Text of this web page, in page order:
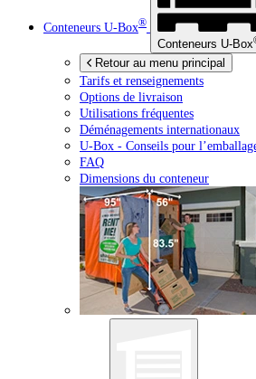
Conteneurs U-Box®
Conteneurs U-Box
Retour au menu principal
Tarifs et renseignements
Options de livraison
Utilisations fréquentes
Déménagements internationaux
U-Box - Conseils pour
FAQ
Dimensions du conteneur